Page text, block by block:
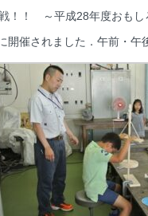
！！ ～平成28年度おもし
催されました．午前・午